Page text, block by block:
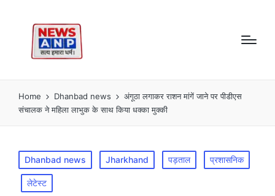
Home Dhanbad news
अंगूठा लगाकर राशन मांगें जाने पर पीडीएस
संचालक ने महिला लाभुक के साथ किया धक्का मुक्की
Posted
in
Dhanbad news Jharkhand पड़ताल प्रशासनिक
लेटेस्ट